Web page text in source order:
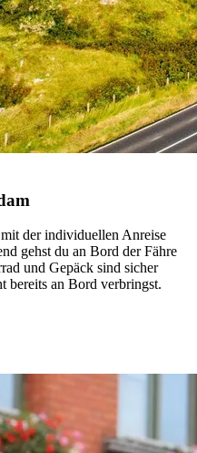
der individuellen Anreise
gehst du an Bord der Fähre
und Gepäck sind sicher
bereits an Bord verbringst.